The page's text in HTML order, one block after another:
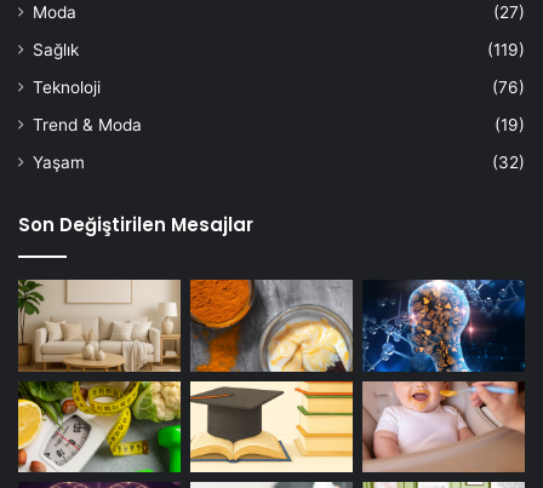
Moda
(27)
Sağlık
(119)
Teknoloji
(76)
Trend & Moda
(19)
Yaşam
(32)
Son Değiştirilen Mesajlar